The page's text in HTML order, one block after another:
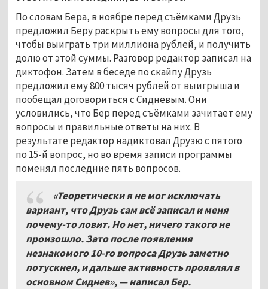
По словам Бера, в ноябре перед съёмками Друзь
предложил Беру раскрыть ему вопросы для того,
чтобы выиграть три миллиона рублей, и получить
долю от этой суммы. Разговор редактор записал на
диктофон. Затем в беседе по скайпу Друзь
предложил ему 800 тысяч рублей от выигрыша и
пообещал договориться с Сидневым. Они
условились, что Бер перед съёмками зачитает ему
вопросы и правильные ответы на них. В
результате редактор надиктовал Друзю с пятого
по 15-й вопрос, но во время записи программы
поменял последние пять вопросов.
«Теоретически я не мог исключать
вариант, что Друзь сам всё записал и меня
почему-то ловит.Но нет, ничего такого не
произошло.Зато после появления
незнакомого10-го вопроса Друзь заметно
потускнел,и дальше активность проявлял в
основном Сиднев», — написал Бер.